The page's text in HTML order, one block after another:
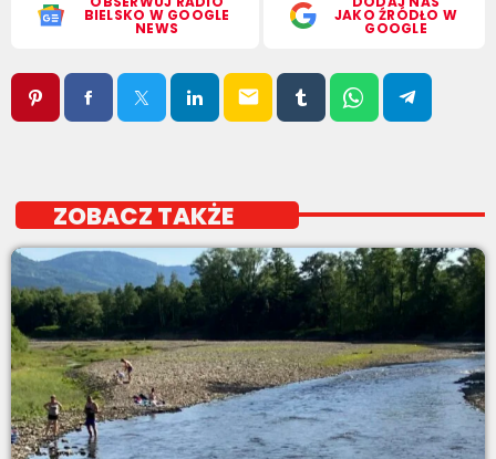
BIELSKO W GOOGLE
NEWS
JAKO ŹRÓDŁO W
GOOGLE
email
ZOBACZ TAKŻE